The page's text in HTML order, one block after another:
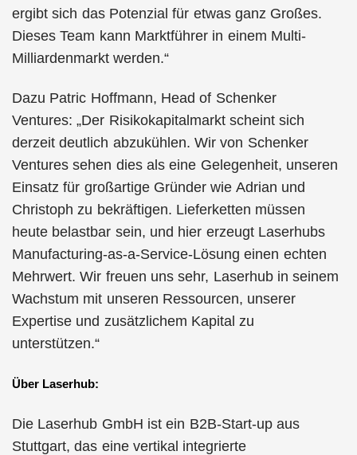
ergibt sich das Potenzial für etwas ganz Großes.
Dieses Team kann Marktführer in einem Multi-
Milliardenmarkt werden.“
Dazu Patric Hoffmann, Head of Schenker
Ventures: „Der Risikokapitalmarkt scheint sich
derzeit deutlich abzukühlen. Wir von Schenker
Ventures sehen dies als eine Gelegenheit, unseren
Einsatz für großartige Gründer wie Adrian und
Christoph zu bekräftigen. Lieferketten müssen
heute belastbar sein, und hier erzeugt Laserhubs
Manufacturing-as-a-Service-Lösung einen echten
Mehrwert. Wir freuen uns sehr, Laserhub in seinem
Wachstum mit unseren Ressourcen, unserer
Expertise und zusätzlichem Kapital zu
unterstützen.“
Über Laserhub:
Die Laserhub GmbH ist ein B2B-Start-up aus
Stuttgart, das eine vertikal integrierte